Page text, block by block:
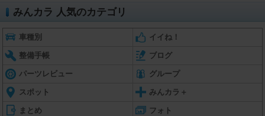
みんカラ 人気のカテゴリ
車種別 イイね！
整備手帳 ブログ
パーツレビュー グループ
スポット みんカラ＋
まとめ フォト